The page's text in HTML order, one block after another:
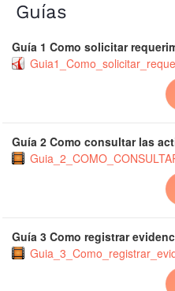
Guías
Guía 1 Como solicitar
Guía 2 Como consultar las
Guía 3 Como registrar